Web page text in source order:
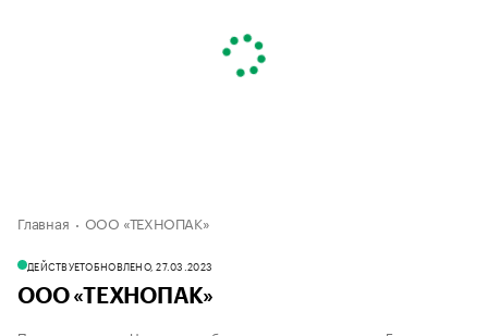
Главная ООО «ТЕХНОПАК»
ДЕЙСТВУЕТОБНОВЛЕНО, 27.03.2023
ООО «ТЕХНОПАК»